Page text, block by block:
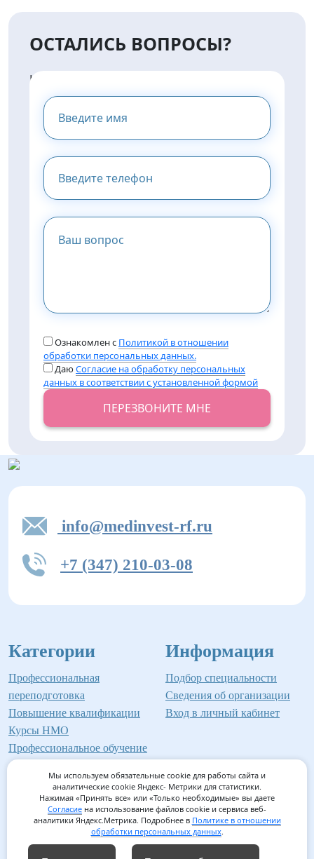
ОСТАЛИСЬ ВОПРОСЫ?
НАПИШИТЕ НАМ И МЫ
ПРЕДОСТАВИМ ВАМ
КОНСУЛЬТАЦИЮ
Ознакомлен с Политикой в отношении
обработки персональных данных.
ДаюСогласие на обработку персональных
данных в соответствии с установленной формой
ПЕРЕЗВОНИТЕ МНЕ
info@medinvest-rf.ru
+7 (347) 210-03-08
Категории
Профессиональная
переподготовка
Повышение квалификации
Курсы НМО
Профессиональное обучение
Информация
Подбор специальности
Сведения об организации
Вход в личный кабинет
©2026 Институт профессионального образования
Мед-Инвест
Мы используем обязательные cookie для работы сайта и
аналитические cookie Яндекс- Метрики для статистики.
Нажимая «Принять все» или «Только необходимые» вы даете
Согласие на использование файлов cookie и сервиса веб-
аналитики Яндекс.Метрика. Подробнее в Политике в отношении
обработки персональных данных.